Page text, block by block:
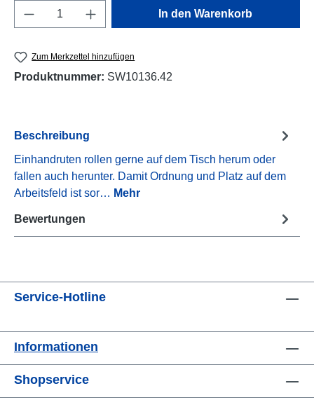
Produkt Anzahl: Gib den gewünschten
In den Warenkorb
Zum Merkzettel hinzufügen
Produktnummer: SW10136.42
Beschreibung
Einhandruten rollen gerne auf dem Tisch herum oder
fallen auch herunter. Damit Ordnung und Platz auf dem
Arbeitsfeld ist sor… Mehr
Bewertungen
Service-Hotline
Informationen
Shopservice